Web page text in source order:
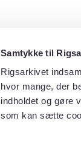
Samtykke til
Rigsarkivet
hvor mange, der
indholdet og gøre
som kan sætte